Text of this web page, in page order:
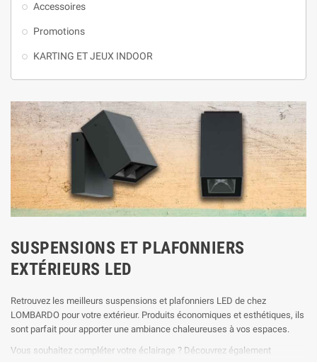
Accessoires
Promotions
KARTING ET JEUX INDOOR
SUSPENSIONS ET PLAFONNIERS
EXTÉRIEURS LED
Retrouvez les meilleurs suspensions et plafonniers LED de chez
LOMBARDO pour votre extérieur. Produits économiques et esthétiques, ils
sont parfait pour apporter une ambiance chaleureuses à vos espaces.
Vous souhaitez compléter votre éclairage ? Découvrez également